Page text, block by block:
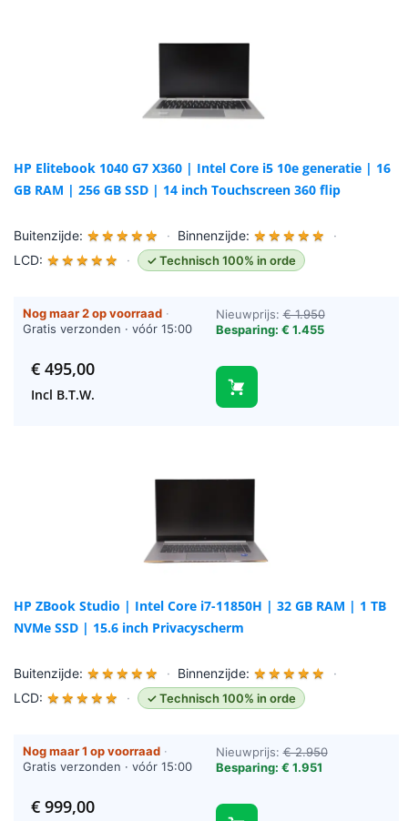
HP Elitebook 1040 G7 X360 | Intel Core i5 10e generatie | 16
GB RAM | 256 GB SSD | 14 inch Touchscreen 360 flip
Buitenzijde: ★ ★ ★ ★ ★ · Binnenzijde: ★ ★ ★ ★ ★
·
LCD: ★ ★ ★ ★ ★ · ✓ Technisch 100% in orde
Nog maar 2 op voorraad ·
Gratis verzonden · vóór 15:00
Nieuwprijs:€ 1.950
Besparing: € 1.455
€495,00
Incl B.T.W.
HP ZBook Studio | Intel Core i7-11850H | 32 GB RAM | 1 TB
NVMe SSD | 15.6 inch Privacyscherm
Buitenzijde: ★ ★ ★ ★ ★ · Binnenzijde: ★ ★ ★ ★ ★
·
LCD: ★ ★ ★ ★ ★ · ✓ Technisch 100% in orde
Nog maar 1 op voorraad ·
Gratis verzonden · vóór 15:00
Nieuwprijs:€ 2.950
Besparing: € 1.951
€999,00